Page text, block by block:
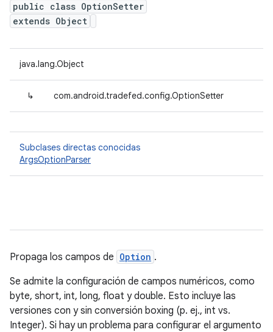
public class OptionSetter
extends Object
java.lang.Object
↳ com.android.tradefed.config.OptionSetter
Subclases directas conocidas
ArgsOptionParser
Propaga los campos de Option .
Se admite la configuración de campos numéricos, como
byte, short, int, long, float y double. Esto incluye las
versiones con y sin conversión boxing (p. ej., int vs.
Integer). Si hay un problema para configurar el argumento